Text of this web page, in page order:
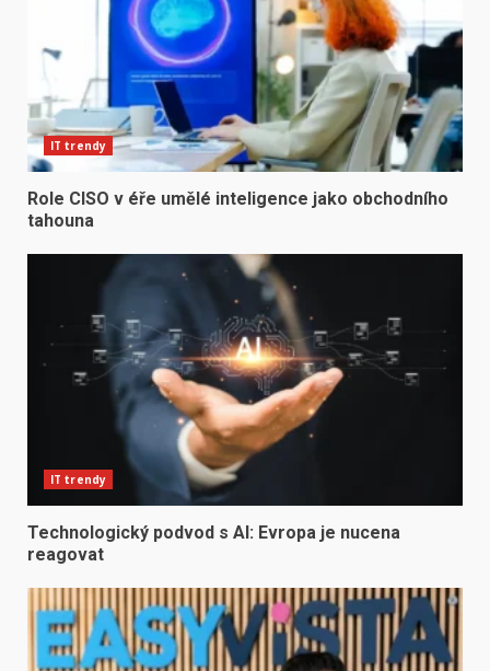
IT trendy
Role CISO v éře umělé inteligence jako obchodního
tahouna
IT trendy
Technologický podvod s AI: Evropa je nucena
reagovat